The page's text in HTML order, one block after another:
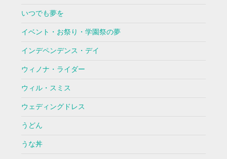
いつでも夢を
イベント・お祭り・学園祭の夢
インデペンデンス・デイ
ウィノナ・ライダー
ウィル・スミス
ウェディングドレス
うどん
うな丼